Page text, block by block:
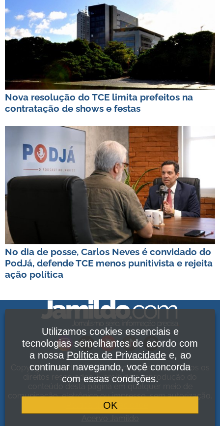
Nova resolução do TCE limita prefeitos na
contratação de shows e festas
No dia de posse, Carlos Neves é convidado do
PodJá, defende TCE menos punitivista e rejeita
ação política
Copyright Jamildo Melo Comunicações Ltda. Todos os
direitos reservados. É proibida a reprodução do
conteúdo desta página em qualquer meio de
comunicação, eletrônico ou impresso, sem autorização.
Política de Privacidade
Utilizamos cookies essenciais e
tecnologias semelhantes de acordo com
a nossa Política de Privacidadee, ao
continuar navegando, você concorda
com essas condições.
OK